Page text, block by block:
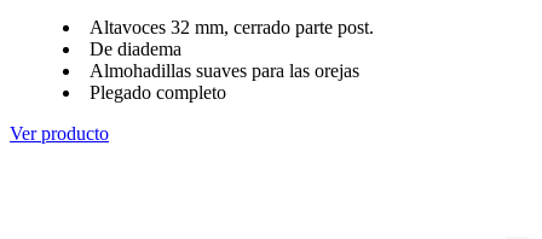
Altavoces 32 mm, cerrado parte post.
De diadema
Almohadillas suaves para las orejas
Plegado completo
Ver producto